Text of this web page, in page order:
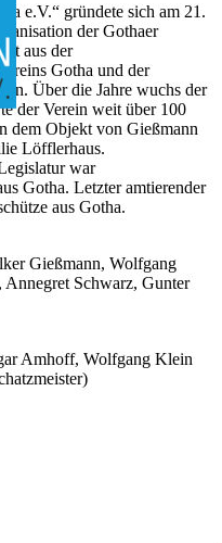
e.V.“ gründete sich am 21.
der Gothaer
aus der
Gotha und der
Über die Jahre wuchs der
der Verein weit über 100
dem Objekt von Gießmann
Löfflerhaus.
war
Gotha. Letzter amtierender
aus Gotha.
Gießmann, Wolfgang
Schwarz, Gunter
Amhoff, Wolfgang Klein